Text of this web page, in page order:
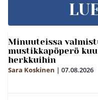
Minuuteissa
mustikkapöperö
herkkuihin
Sara Koskinen | 07.08.2026